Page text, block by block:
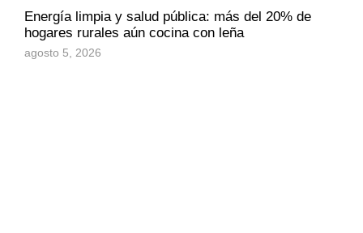
Energía limpia y salud pública: más del 20% de
hogares rurales aún cocina con leña
agosto 5, 2026